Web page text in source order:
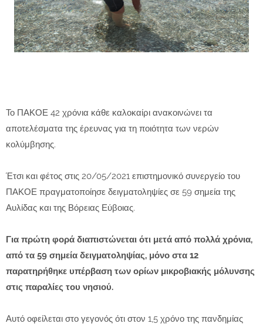
Το ΠΑΚΟΕ 42 χρόνια κάθε καλοκαίρι ανακοινώνει τα
αποτελέσματα της έρευνας για τη ποιότητα των νερών
κολύμβησης.
Έτσι και φέτος στις 20/05/2021 επιστημονικό συνεργείο του
ΠΑΚΟΕ πραγματοποίησε δειγματοληψίες σε 59 σημεία της
Αυλίδας και της Βόρειας Εύβοιας.
Για πρώτη φορά διαπιστώνεται ότι μετά από πολλά χρόνια,
από τα 59 σημεία δειγματοληψίας, μόνο στα 12
παρατηρήθηκε υπέρβαση των ορίων μικροβιακής μόλυνσης
στις παραλίες του νησιού.
Αυτό οφείλεται στο γεγονός ότι στον 1,5 χρόνο της πανδημίας